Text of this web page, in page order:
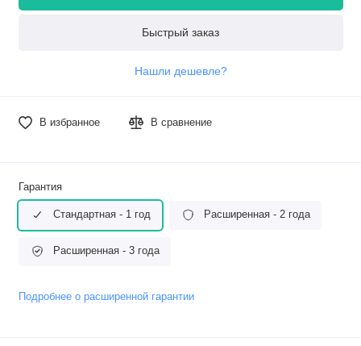
Быстрый заказ
Нашли дешевле?
В избранное В сравнение
Гарантия
Стандартная - 1 год Расширенная - 2 года
Расширенная - 3 года
Подробнее о расширенной гарантии